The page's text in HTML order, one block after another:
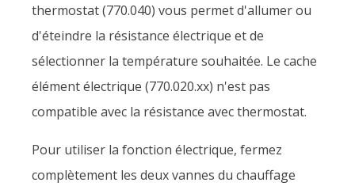
thermostat (770.040) vous permet d'allumer ou
d'éteindre la résistance électrique et de
sélectionner la température souhaitée. Le cache
élément électrique (770.020.xx) n'est pas
compatible avec la résistance avec thermostat.
Pour utiliser la fonction électrique, fermez
complètement les deux vannes du chauffage